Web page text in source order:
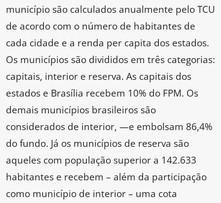
município são calculados anualmente pelo TCU
de acordo com o número de habitantes de
cada cidade e a renda per capita dos estados.
Os municípios são divididos em três categorias:
capitais, interior e reserva. As capitais dos
estados e Brasília recebem 10% do FPM. Os
demais municípios brasileiros são
considerados de interior, —e embolsam 86,4%
do fundo. Já os municípios de reserva são
aqueles com população superior a 142.633
habitantes e recebem – além da participação
como município de interior – uma cota